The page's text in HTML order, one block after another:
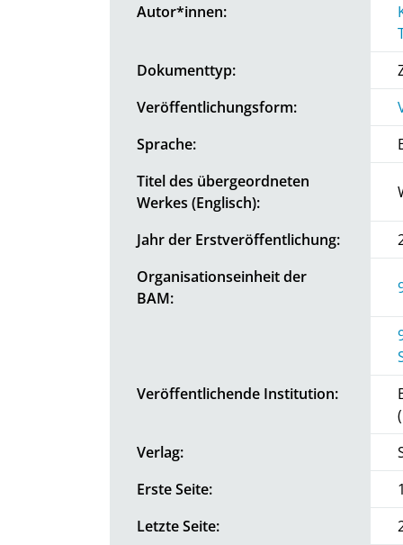
Autor*innen:
Dokumenttyp:
Veröffentlichungsform:
Sprache:
Titel des übergeordneten
Werkes (Englisch):
Jahr der Erstveröffentlichung:
Organisationseinheit der
BAM:
Veröffentlichende Institution:
Verlag:
Erste Seite:
Letzte Seite: